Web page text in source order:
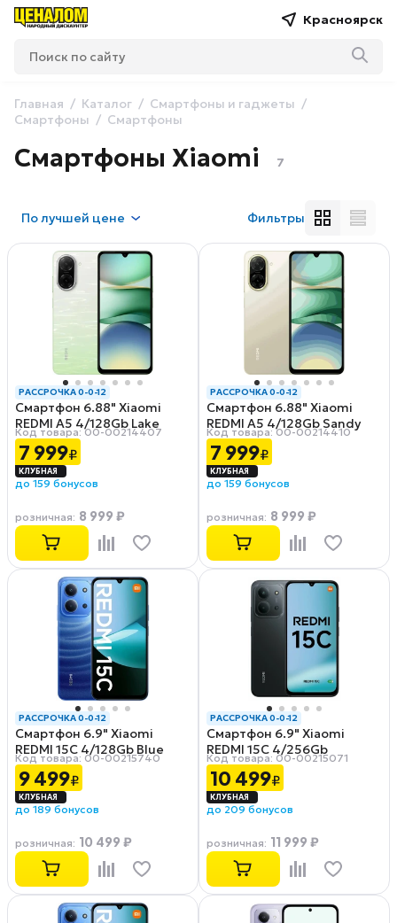
Красноярск
Главная Каталог
Смартфоны и гаджеты
Смартфоны
Смартфоны
Смартфоны Xiaomi 7
Получшей цене Фильтры
РАССРОЧКА 0-0-12
Смартфон 6.88" Xiaomi
REDMI A5 4/128Gb Lake
Green
Код товара: 00-00214407
7 999₽
до 159 бонусов
розничная: 8 999 ₽
РАССРОЧКА 0-0-12
Смартфон 6.88" Xiaomi
REDMI A5 4/128Gb Sandy
Gold
Код товара: 00-00214410
7 999₽
до 159 бонусов
розничная: 8 999 ₽
РАССРОЧКА 0-0-12
Смартфон 6.9" Xiaomi
REDMI 15C 4/128Gb Blue
Код товара: 00-00215740
9 499₽
до 189 бонусов
розничная: 10 499 ₽
РАССРОЧКА 0-0-12
Смартфон 6.9" Xiaomi
REDMI 15C 4/256Gb
Midnight Black
Код товара: 00-00215071
10 499₽
до 209 бонусов
розничная: 11 999 ₽